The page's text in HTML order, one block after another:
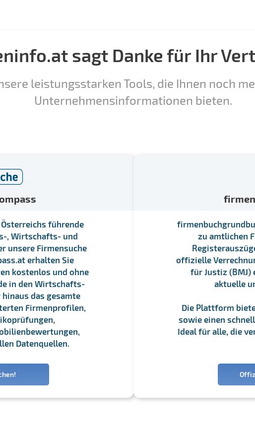
sagt Danke für Ihr
leistungsstarken Tools, die Ihnen noch
Unternehmensinformationen bieten.
führende
, Wirtschafts- und
unsere Firmensuche
erhalten Sie
kostenlos und ohne
in den Wirtschafts-
das gesamte
Firmenprofilen,
Datenquellen.
zu amtlichen
offizielle
für Justiz (BMJ)
aktuelle
Die Plattform
sowie einen
Ideal für alle, die